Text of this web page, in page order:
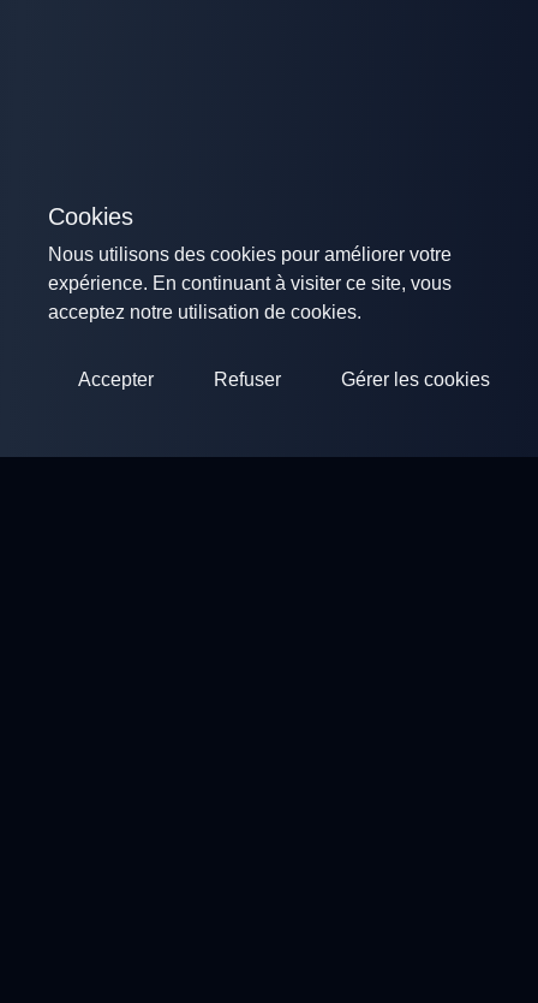
Cookies
Nous utilisons des cookies pour améliorer votre
expérience. En continuant à visiter ce site, vous
acceptez notre utilisation de cookies.
Accepter Refuser Gérer les cookies